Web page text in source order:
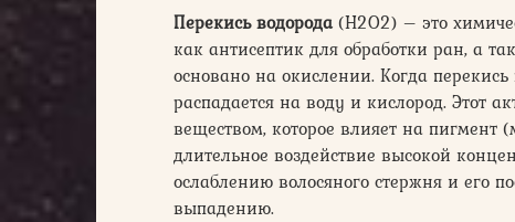
Перекись водорода (H2O2) – это
как антисептик для обработки ран, а
основано на окислении. Когда
распадается на воду и кислород. Этот
веществом, которое влияет на пигмент
длительное воздействие высокой
ослаблению волосяного стержня и его
выпадению.